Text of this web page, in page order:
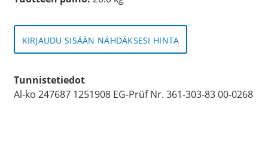
KIRJAUDU SISÄÄN NÄHDÄKSESI HINTA
Tunnistetiedot
Al-ko 247687 1251908 EG-Prüf Nr. 361-303-83 00-0268